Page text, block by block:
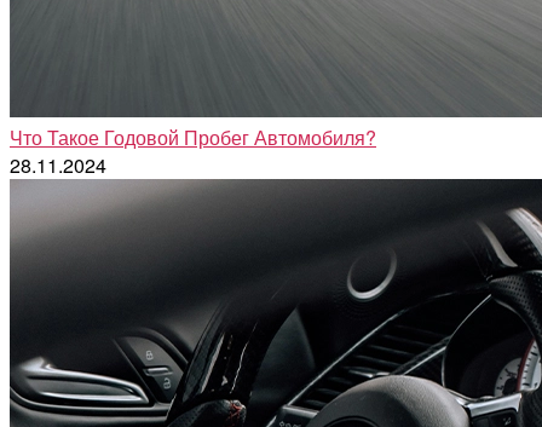
Что Такое Годовой Пробег Автомобиля?
28.11.2024